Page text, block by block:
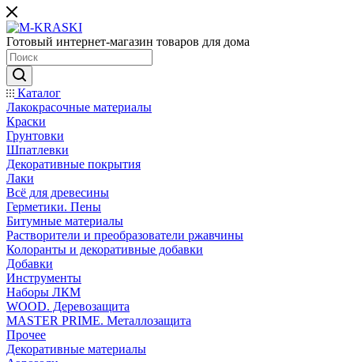
Готовый интернет-магазин товаров для дома
Каталог
Лакокрасочные материалы
Краски
Грунтовки
Шпатлевки
Декоративные покрытия
Лаки
Всё для древесины
Герметики. Пены
Битумные материалы
Растворители и преобразователи ржавчины
Колоранты и декоративные добавки
Добавки
Инструменты
Наборы ЛКМ
WOOD. Деревозащита
MASTER PRIME. Металлозащита
Прочее
Декоративные материалы